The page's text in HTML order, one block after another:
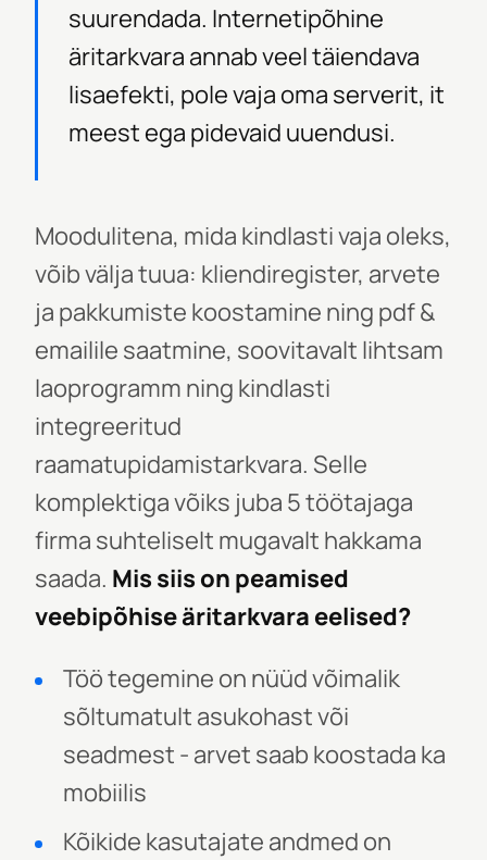
suurendada. Internetipõhine
äritarkvara annab veel täiendava
lisaefekti, pole vaja oma serverit, it
meest ega pidevaid uuendusi.
Moodulitena, mida kindlasti vaja oleks,
võib välja tuua: kliendiregister, arvete
ja pakkumiste koostamine ning pdf &
emailile saatmine, soovitavalt lihtsam
laoprogramm ning kindlasti
integreeritud
raamatupidamistarkvara. Selle
komplektiga võiks juba 5 töötajaga
firma suhteliselt mugavalt hakkama
saada. Mis siis on peamised
veebipõhise äritarkvara eelised?
Töö tegemine on nüüd võimalik
sõltumatult asukohast või
seadmest - arvet saab koostada ka
mobiilis
Kõikide kasutajate andmed on